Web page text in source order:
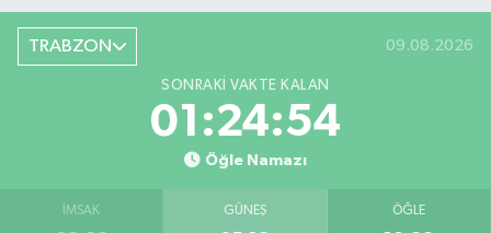
TRABZON 09.08.2026
SONRAKI VAKTE KALAN
01:24:53
Öğle Namazı
İMSAK GÜNEŞ ÖĞLE